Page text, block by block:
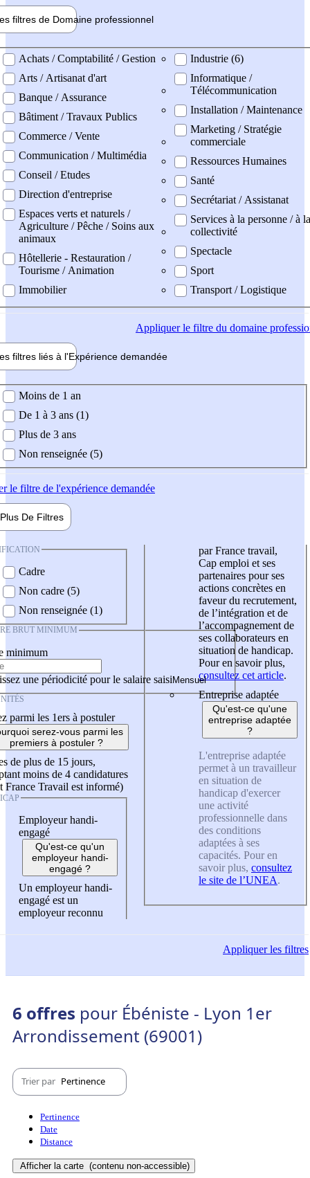
filtres de Domaine professionnel
professionel
Achats / Comptabilité / Gestion
Arts / Artisanat d'art
Banque / Assurance
Bâtiment / Travaux Publics
Commerce / Vente
Communication / Multimédia
Conseil / Etudes
Direction d'entreprise
Espaces verts et naturels /
Agriculture / Pêche / Soins aux
animaux
Hôtellerie - Restauration /
Tourisme / Animation
Immobilier
Industrie (6)
Informatique /
Télécommunication
Installation / Maintenance
Marketing / Stratégie
commerciale
Ressources Humaines
Santé
Secrétariat / Assistanat
Services à la personne / à la
collectivité
Spectacle
Sport
Transport / Logistique
Appliquerle filtre du domaine
filtres liés à l'Expérience demandée
demandée
Moins de 1 an
De 1 à 3 ans (1)
Plus de 3 ans
Non renseignée (5)
le filtre de l'expérience demandée
Plus De Filtres
Cadre
Non cadre (5)
Non renseignée (1)
BRUT MINIMUM
minimum
une périodicité pour le salaire saisi
parmi les 1ers à postuler
serez-vous parmi les
premiers à postuler ?
de plus de 15 jours,
moins de 4 candidatures
France Travail est informé)
Employeur handi-
engagé
Qu'est-ce qu'un
employeur handi-
engagé ?
Un employeur handi-
engagé est un
employeur reconnu
par France travail,
Cap emploi et ses
partenaires pour ses
actions concrètes en
faveur du recrutement,
de l’intégration et de
l’accompagnement de
ses collaborateurs en
situation de handicap.
Pour en savoir plus,
consultez cet article.
Entreprise adaptée
Qu'est-ce qu'une
entreprise adaptée
?
L'entreprise adaptée
permet à un travailleur
en situation de
handicap d'exercer
une activité
professionnelle dans
des conditions
adaptées à ses
capacités. Pour en
savoir plus, consultez
le site de l’UNEA.
Appliquerles filtres
6 offres pour Ébéniste - Lyon 1er
Arrondissement (69001)
Trier par Pertinence
Pertinence
Date
Distance
Afficher la carte (contenu non-accessible)